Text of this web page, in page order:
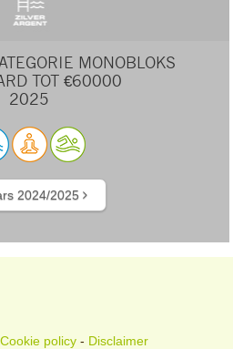
MONOBLOKS
TOT €60000
2025
2024/2025
Cookie policy- Disclaimer